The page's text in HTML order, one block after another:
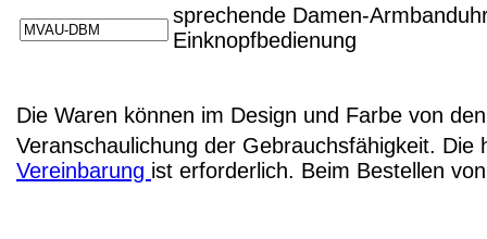
sprechende Damen-
Einknopfbedienung
Die Waren können im Design und Farbe von
Veranschaulichung der Gebrauchsfähigkeit.
Vereinbarung ist erforderlich. Beim Bestellen